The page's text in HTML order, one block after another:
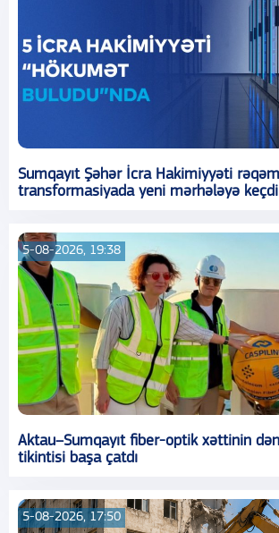
Sumqayıt Şəhər İcra Hakimiyyəti
transformasiyada yeni mərhələyə keçdi
5-08-2026, 19:38
Aktau–Sumqayıt fiber-optik xəttinin
tikintisi başa çatdı
5-08-2026, 17:50